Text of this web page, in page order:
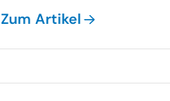
Zum Artikel